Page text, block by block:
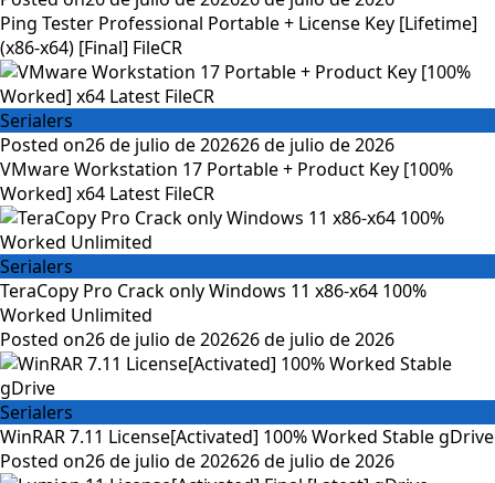
Ping Tester Professional Portable + License Key [Lifetime]
(x86-x64) [Final] FileCR
Serialers
Posted on26 de julio de 202626 de julio de 2026
VMware Workstation 17 Portable + Product Key [100%
Worked] x64 Latest FileCR
Serialers
TeraCopy Pro Crack only Windows 11 x86-x64 100%
Worked Unlimited
Posted on26 de julio de 202626 de julio de 2026
Serialers
WinRAR 7.11 License[Activated] 100% Worked Stable gDrive
Posted on26 de julio de 202626 de julio de 2026